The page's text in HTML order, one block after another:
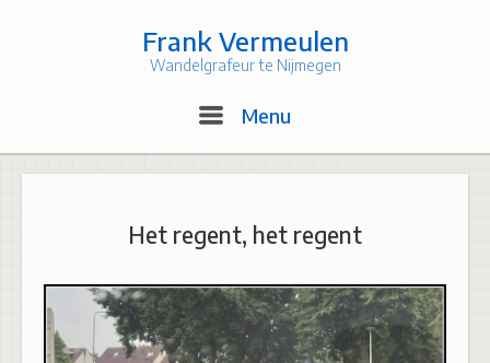
Frank Vermeulen
Wandelgrafeur te Nijmegen
Menu
Het regent, het regent